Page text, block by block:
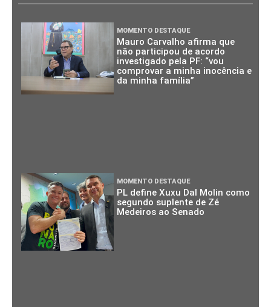
MOMENTO DESTAQUE
Mauro Carvalho afirma que
não participou de acordo
investigado pela PF: “vou
comprovar a minha inocência e
da minha família”
MOMENTO DESTAQUE
PL define Xuxu Dal Molin como
segundo suplente de Zé
Medeiros ao Senado